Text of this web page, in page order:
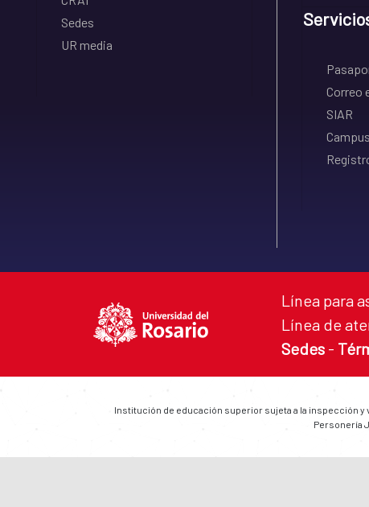
Sedes
UR media
Correo
SIAR
Línea para
Línea de
Sedes -
Institución de educación superior sujeta a la inspección y
Personería